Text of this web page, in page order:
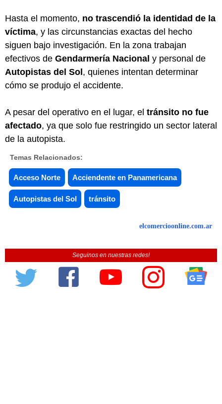
Hasta el momento, no trascendió la identidad de la
víctima, y las circunstancias exactas del hecho
siguen bajo investigación. En la zona trabajan
efectivos de Gendarmería Nacional y personal de
Autopistas del Sol, quienes intentan determinar
cómo se produjo el accidente.
A pesar del operativo en el lugar, el tránsito no fue
afectado, ya que solo fue restringido un sector lateral
de la autopista.
Temas Relacionados:
Acceso Norte Acciendente en Panamericana
Autopistas del Sol tránsito
elcomercioonline.com.ar
Seguinos en nuestras redes!